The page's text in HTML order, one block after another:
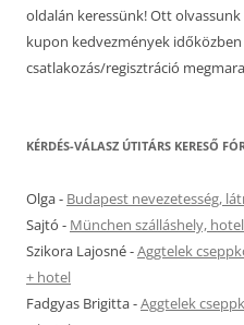
oldalán keressünk! Ott
kupon kedvezmények
csatlakozás/regisztráció
KÉRDÉS-VÁLASZ ÚTITÁRS KERESŐ
Olga- Budapest nevezetesség,
Sajtó - München szálláshely,
Szikora Lajosné-Aggtelek
+ hotel
Fadgyas Brigitta-Aggtelek